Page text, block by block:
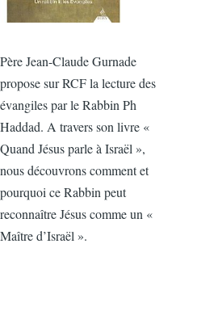
Père Jean-Claude Gurnade
propose sur RCF la lecture des
évangiles par le Rabbin Ph
Haddad. A travers son livre «
Quand Jésus parle à Israël »,
nous découvrons comment et
pourquoi ce Rabbin peut
reconnaître Jésus comme un «
Maître d’Israël ».